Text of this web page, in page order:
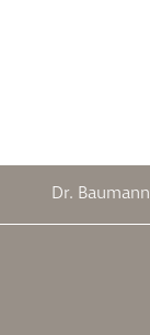
Dr. Baumann